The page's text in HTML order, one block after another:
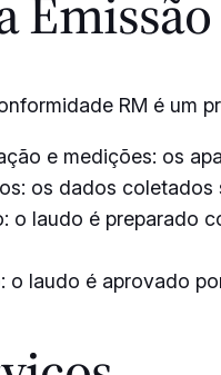
RM é um
e medições: os
os dados
o laudo é preparado
o laudo é aprovado